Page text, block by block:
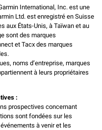
International, Inc. est une
Ltd. est enregistré en Suisse
aux États-Unis, à Taïwan et au
sont des marques
et Tacx des marques
noms d’entreprise, marques
à leurs propriétaires
:
prospectives concernant
sont fondées sur les
à venir et les